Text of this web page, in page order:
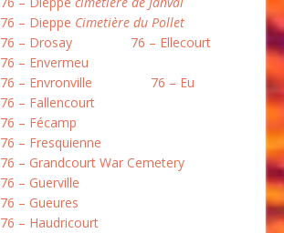
76 – Dieppe Cimetière du Pollet
76 – Drosay
76 – Ellecourt
76 – Envermeu
76 – Envronville
76 – Eu
76 – Fallencourt
76 – Fécamp
76 – Fresquienne
76 – Grandcourt War Cemetery
76 – Guerville
76 – Gueures
76 – Haudricourt